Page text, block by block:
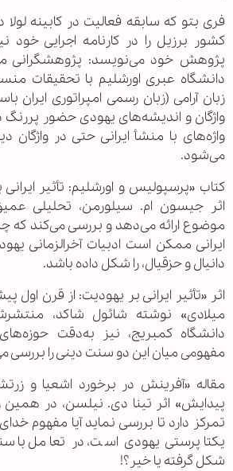
فری بتو که سابقه فعالیت در کابینه
کشور برزیل را در کارنامه اجرایی خود
پژوهش خود می‌نویسد: پژوهشگرانی
دانشگاه عبری اورشلیم با تحقیقات
زبان آرامی (زبان رسمی امپراتوری ایران
واژگان و اندیشه‌های یهودی حضور پررنگ
واژه‌های با منشأ ایرانی حتی در واژگان
می‌شود.
کتاب «پرسپولیس و اورشلیم: تأثیر ایرانی
اثر جیسون ام. سیلورمن، تحلیلی
موضوع ارائه می‌دهد و بررسی می‌کند که
ایرانی ممکن است ادبیات آخرالزمانی
دانیال و حزقیال، را شکل داده باشد.
اثر «تأثیر ایرانی بر یهودیت: از قرن اول
میلادی» نوشته شائول شاکد،
دانشگاه کمبریج، نیز به‌دقت
مفهومی میان این دو سنت دینی را بررسی
مقاله «آفرینش در برخورد اشعیا و
پیدایش» اثر تینا دی. نیلسن، در
تمرکز دارد تا بررسی نماید آیا مفهوم
یکتاپرستی یهودی است، در تعامل با
شکل گرفته یا خیر؟!